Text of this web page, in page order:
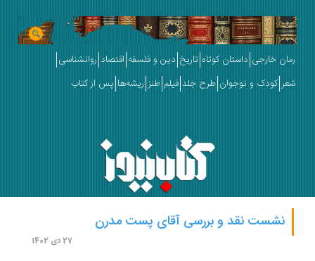
خارجی داستان کوتاه تاریخ دین و فلسفه اقتصاد روانشناسی
کودک و نوجوان طرح جلد فیلم طنز ریشه‌ها پس از کتاب
نشست نقد و بررسی آقای پست مدرن